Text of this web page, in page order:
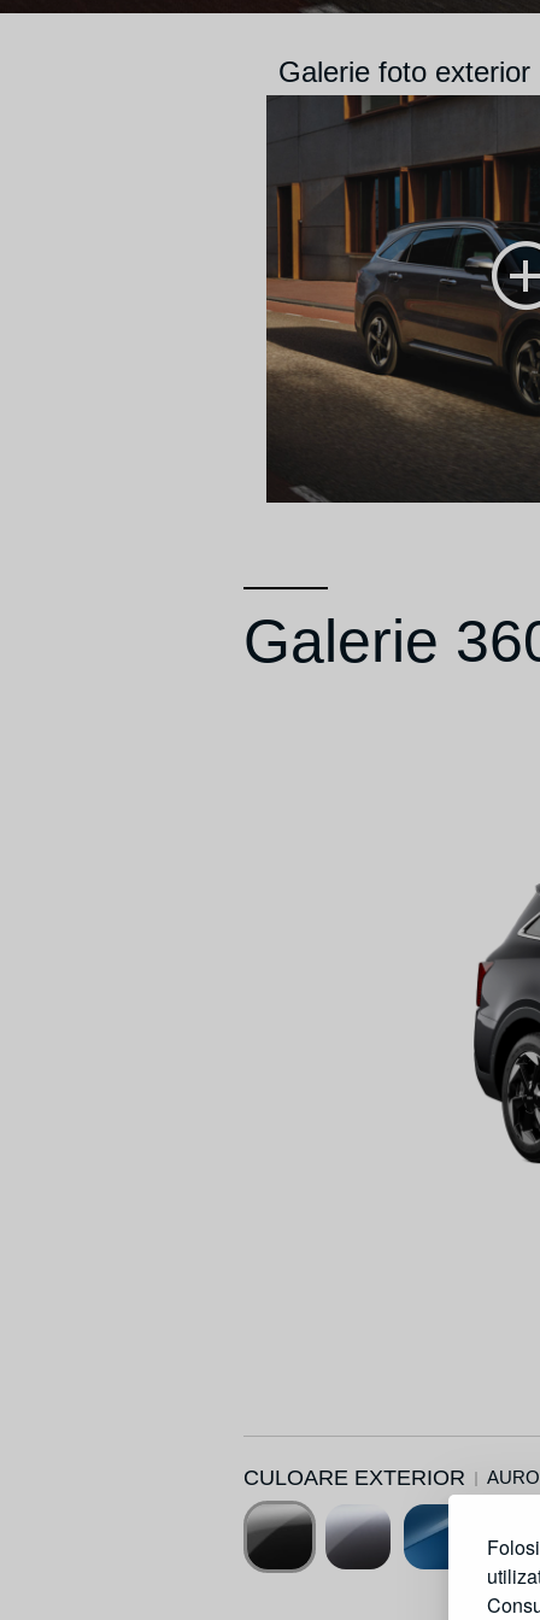
Galerie foto exterior
Galerie
CULOARE EXTERIOR